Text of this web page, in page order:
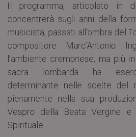
Il programma, articolato in
concentrerà sugli anni della
musicista, passati all’ombra del
compositore Marc’Antonio
l’ambiente cremonese, ma più
sacra lombarda ha
determinante nelle scelte del
pienamente nella sua
Vespro della Beata Vergine
Spirituale.